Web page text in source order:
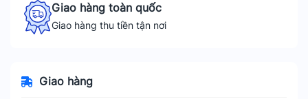
Giao hàng toàn quốc
Giao hàng thu tiền tận nơi
Giao hàng